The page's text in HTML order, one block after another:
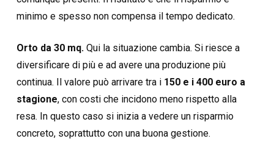
minimo e spesso non compensa il tempo dedicato.
Orto da 30 mq. Qui la situazione cambia. Si riesce a
diversificare di più e ad avere una produzione più
continua. Il valore può arrivare tra i 150 e i 400 euro a
stagione, con costi che incidono meno rispetto alla
resa. In questo caso si inizia a vedere un risparmio
concreto, soprattutto con una buona gestione.